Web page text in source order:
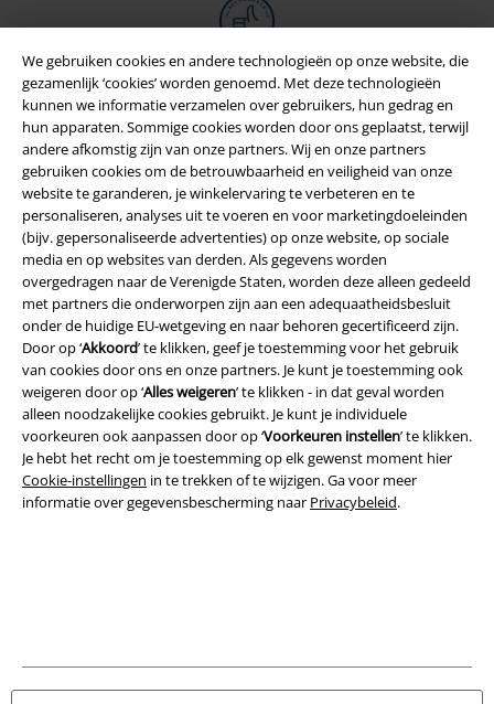
We gebruiken cookies en andere technologieën op onze website, die
gezamenlijk ‘cookies’ worden genoemd. Met deze technologieën
kunnen we informatie verzamelen over gebruikers, hun gedrag en
hun apparaten. Sommige cookies worden door ons geplaatst, terwijl
andere afkomstig zijn van onze partners. Wij en onze partners
gebruiken cookies om de betrouwbaarheid en veiligheid van onze
website te garanderen, je winkelervaring te verbeteren en te
personaliseren, analyses uit te voeren en voor marketingdoeleinden
(bijv. gepersonaliseerde advertenties) op onze website, op sociale
media en op websites van derden. Als gegevens worden
overgedragen naar de Verenigde Staten, worden deze alleen gedeeld
met partners die onderworpen zijn aan een adequaatheidsbesluit
onder de huidige EU-wetgeving en naar behoren gecertificeerd zijn.
Door op ‘Akkoord’ te klikken, geef je toestemming voor het gebruik
van cookies door ons en onze partners. Je kunt je toestemming ook
weigeren door op ‘Alles weigeren’ te klikken - in dat geval worden
alleen noodzakelijke cookies gebruikt. Je kunt je individuele
voorkeuren ook aanpassen door op ‘Voorkeuren instellen’ te klikken.
Je hebt het recht om je toestemming op elk gewenst moment hier
Cookie-instellingen in te trekken of te wijzigen. Ga voor meer
informatie over gegevensbescherming naar Privacybeleid.
Legal
Algemene Voorwaarden
Bedrijfsgegevens
Privacyverklaring
Verklaring van conformiteit